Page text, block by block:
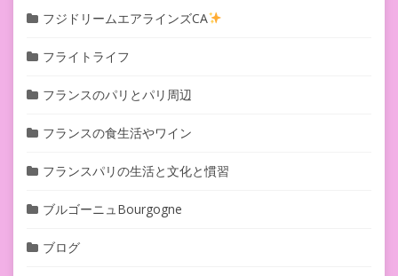
フジドリームエアラインズCA
フライトライフ
フランスのパリとパリ周辺
フランスの食生活やワイン
フランスパリの生活と文化と慣習
ブルゴーニュBourgogne
ブログ